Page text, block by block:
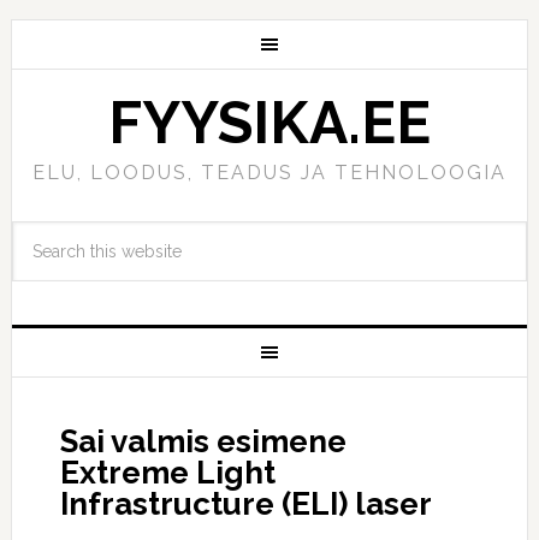
FYYSIKA.EE
ELU, LOODUS, TEADUS JA TEHNOLOOGIA
Sai valmis esimene
Extreme Light
Infrastructure (ELI) laser